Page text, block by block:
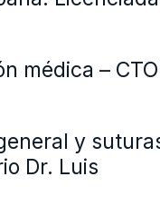
médica – CTO
y
Dr. Luis